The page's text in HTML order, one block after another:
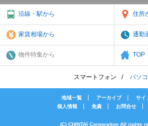
沿線・駅から 住所
家賃相場から 通勤
物件特集から TOP
スマートフォン パソ
地域一覧 アーカイブ
サイ
個人情報
免責 お問合せ
(C) CHINTAI Corporation All rights